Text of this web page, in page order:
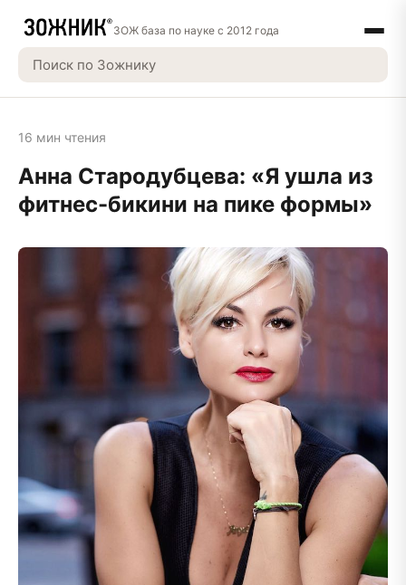
ЗОЖ база по науке с 2012 года
16 мин чтения
Анна Стародубцева: «Я ушла из
фитнес-бикини на пике формы»